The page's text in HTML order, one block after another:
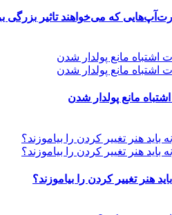
هنر تغییر کردن را بیاموزند؟